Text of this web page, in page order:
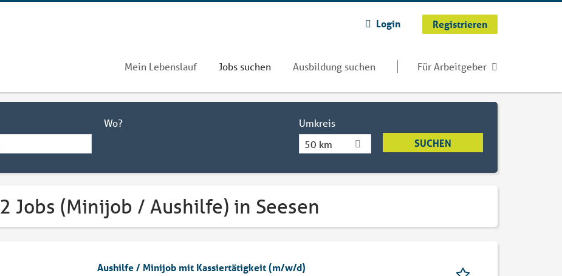
Login Registrieren
Mein Lebenslauf Jobs suchen Ausbildung suchen Für Arbeitgeber
Wo?
Umkreis
50 km
2 Jobs (Minijob / Aushilfe) in Seesen
Aushilfe / Minijob mit Kassiertätigkeit (m/w/d)